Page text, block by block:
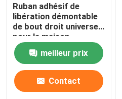
Ruban adhésif de
libération démontable
de bout droit universel
pour la maison
meilleur prix
Contact